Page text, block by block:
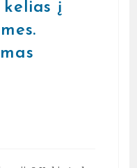
kelias į